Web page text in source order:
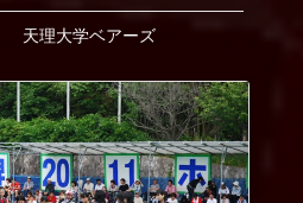
天理大学ベアーズ